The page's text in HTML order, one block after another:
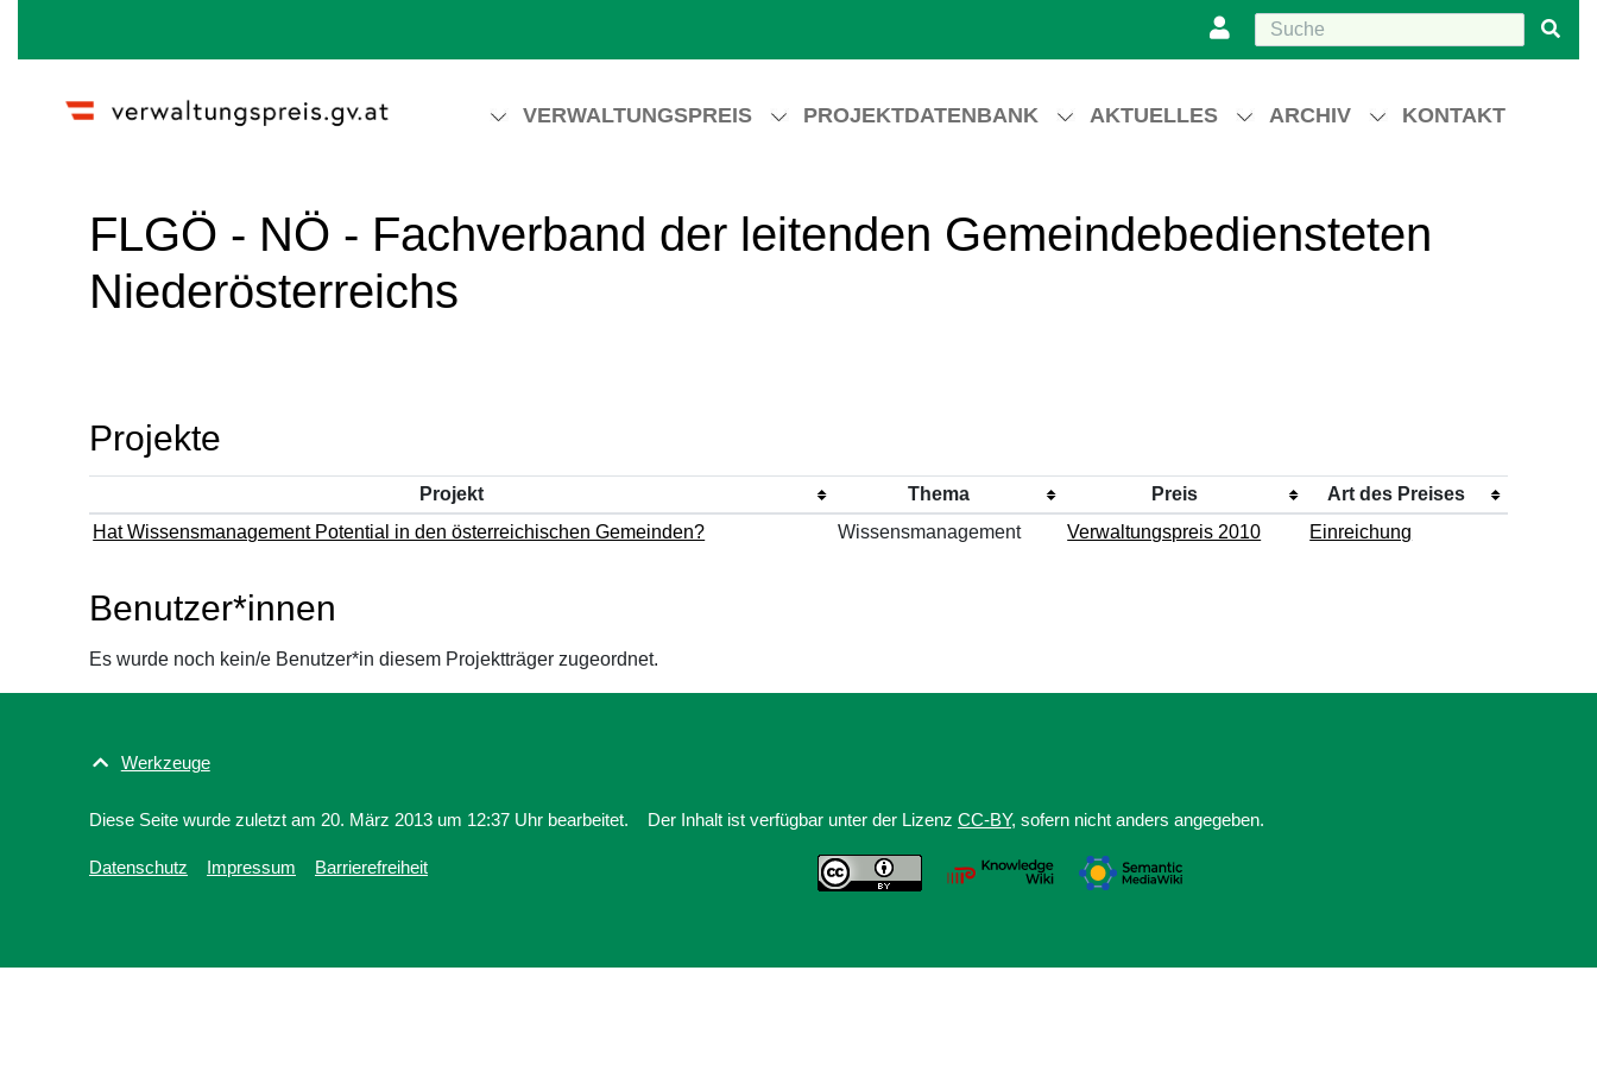
VERWALTUNGSPREIS PROJEKTDATENBANK AKTUELLES ARCHIV KONTAKT
FLGÖ - NÖ - Fachverband der leitenden Gemeindebediensteten
Niederösterreichs
Projekte
Projekt Thema Preis
Art des Preises
Hat Wissensmanagement Potential in den österreichischen Gemeinden?
Wissensmanagement Verwaltungspreis 2010 Einreichung
Benutzer*innen
Es wurde noch kein/e Benutzer*in diesem Projektträger zugeordnet.
Werkzeuge
Diese Seite wurde zuletzt am 20. März 2013 um 12:37 Uhr bearbeitet. Der Inhalt ist verfügbar unter der Lizenz CC-BY, sofern nicht anders angegeben.
Datenschutz Impressum Barrierefreiheit